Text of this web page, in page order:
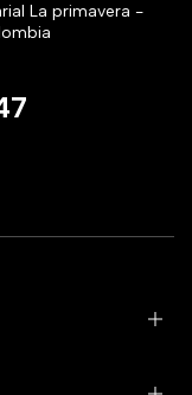
La primavera -